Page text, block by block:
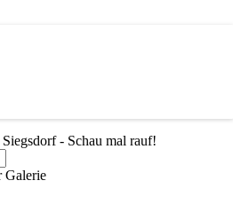
- Schau mal rauf!
Galerie